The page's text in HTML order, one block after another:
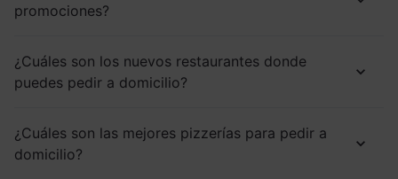
promociones?
¿Cuáles son los nuevos restaurantes donde
puedes pedir a domicilio?
¿Cuáles son las mejores pizzerías para pedir a
domicilio?